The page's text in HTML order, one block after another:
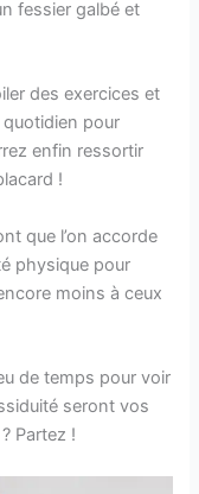
fessier galbé et
des exercices et
pour
enfin ressortir
!
que l’on accorde
physique pour
moins à ceux
de temps pour voir
seront vos
Partez !